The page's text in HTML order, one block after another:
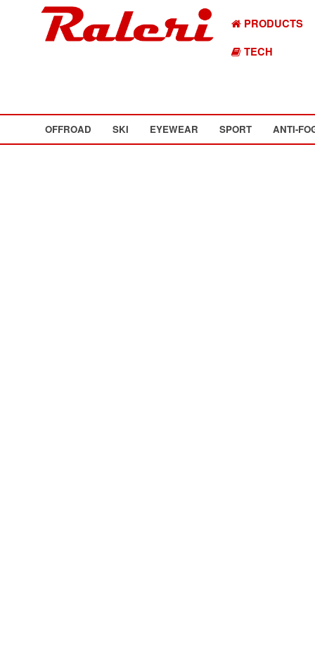
PRODUCTS
TECH
OFFROAD SKI EYEWEAR SPORT ANTI-